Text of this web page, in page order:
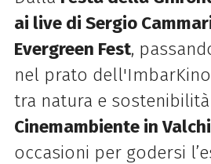
ai live di Sergio
Evergreen Fest,
nel prato
tra natura e
Cinemambiente in
occasioni per godersi